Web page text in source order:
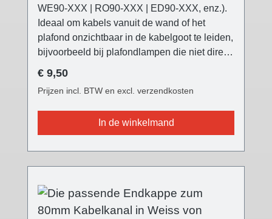
WE90-XXX | RO90-XXX | ED90-XXX, enz.).
Ideaal om kabels vanuit de wand of het
plafond onzichtbaar in de kabelgoot te leiden,
bijvoorbeeld bij plafondlampen die niet direct
(bijv. verplaatste eettafel, enz.). De
ALUNOVO® TV kabelgoot eindkap is
verkrijgbaar in drie verschillende kleuren
passend bij alle kabelgootvarianten en geeft
fijne structuur, de oppervlaktekwaliteit is met
versie V2 sterk verbeterd en de insteekflens
is volledig gewijzigd. De eindkap wordt op
het open einde van de kabelgoot geschoven.
Technische details - Afdekking in
Normale prijs:
€ 9,50
Prijzen incl. BTW en excl. verzendkosten
In de winkelmand